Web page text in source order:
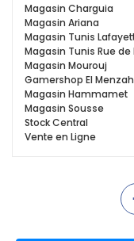
Magasin Charguia
Magasin Ariana
Magasin Tunis
Magasin Tunis Rue de
Magasin Mourouj
Gamershop El
Magasin Hammamet
Magasin Sousse
Stock Central
Vente en Ligne